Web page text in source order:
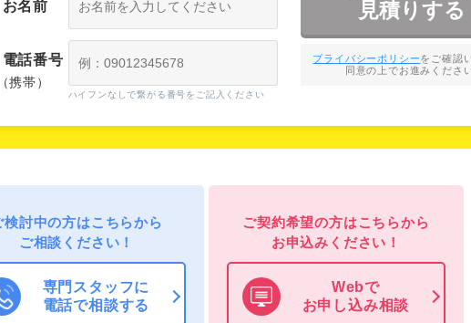
検討中の方はこちらから
ご相談ください！
専門スタッフに
電話で相談する
ご契約希望の方はこちらから
お申込みください！
Webで
お申し込み相談